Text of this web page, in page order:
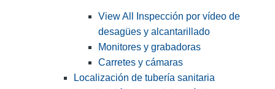
View All Inspección por vídeo de
desagües y alcantarillado
Monitores y grabadoras
Carretes y cámaras
Localización de tubería sanitaria